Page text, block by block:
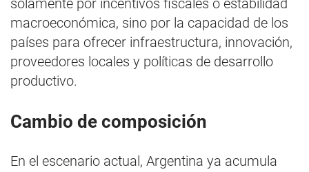
solamente por incentivos fiscales o estabilidad
macroeconómica, sino por la capacidad de los
países para ofrecer infraestructura, innovación,
proveedores locales y políticas de desarrollo
productivo.
Cambio de composición
En el escenario actual, Argentina ya acumula